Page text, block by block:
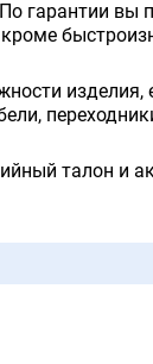
гарантии вы
кроме
изделия,
талон и